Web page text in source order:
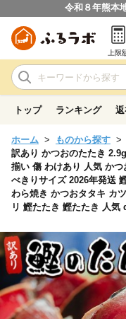
令和８年熊本
上限
トップ ランキング
ホーム ものから探す
訳あり かつおのたたき
揃い 傷 わけあり 人気 か
べきりサイズ 2026年発送
わら焼き かつおタタキ カ
リ 鰹たたき 鰹たたき 人気